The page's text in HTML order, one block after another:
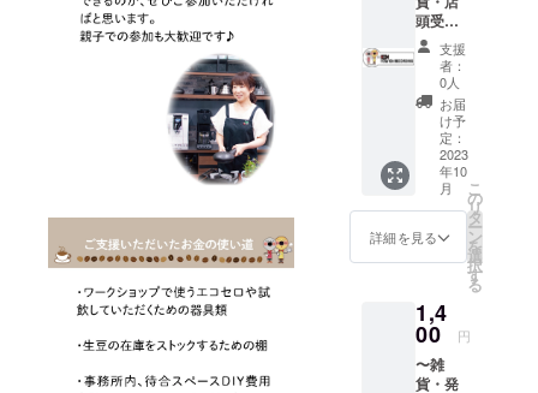
の状
態）：
焙煎日
から未
開封で
3ヶ月、
開封後
1ヶ月ほ
ど（ご
購入後
はなる
べく早
めにお
飲みい
ますよ
うおす
すめし
ます。
＜受取
ルや注
意書き
をご確
認くだ
さい。
※実際に
お届け
するリ
ターン
とパッ
ケージ
等のデ
ザイン
が異な
があり
ますの
で、あ
らかじ
めご了
す。ご
了承く
ださい
ませ。
※原材料
等の食
品表示
はお届
け商品
のラベ
ルに表
ます。
商品開
は必ず
リター
ンに貼
付され
たラベ
30） 当
日焙煎
したも
のをお
渡しい
たしま
す。 ※
返品は
できま
せん。
※焙煎前
になり
ます。
等が減
ること
により
15％〜
プロ
ジェク
ト終了
後、
メール
にて確
認させ
ていた
だきま
す。
※10月中
のお日
にちを
い。＜
発送期
限：
2023年
鮮で
す。 ア
メリカ
産の殻
付き
で、
ふっく
らした
大きめ
の粒で
優しい
味わい
です。
間帯は
メール
認させ
ちろ
ん、サ
ラダに
入れた
り、
ちょっ
と小腹
が空い
た時の
おやつ
にも
ピッタ
をお渡
しする
ので新
鮮で
す。 ア
頭受
取〜
【ス
テッ
カー 1
枚】 ◇
車のリ
アガラ
スに貼
り付け
るタイ
プのス
テッ
カーで
転写
シート
ですの
で簡単
に貼り
支援
者：
0人
お届
け予
定：
2023
年10
月
詳細を見る
こ
の
リ
タ
ー
ン
を
選
択
す
る
1,4
00 円
〜雑
貨・発